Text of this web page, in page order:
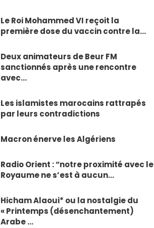
Le Roi Mohammed VI reçoit la
première dose du vaccin contre la…
Deux animateurs de Beur FM
sanctionnés après une rencontre
avec…
Les islamistes marocains rattrapés
par leurs contradictions
Macron énerve les Algériens
Radio Orient : “notre proximité avec le
Royaume ne s’est à aucun…
Hicham Alaoui* ou la nostalgie du
« Printemps (désenchantement)
Arabe …